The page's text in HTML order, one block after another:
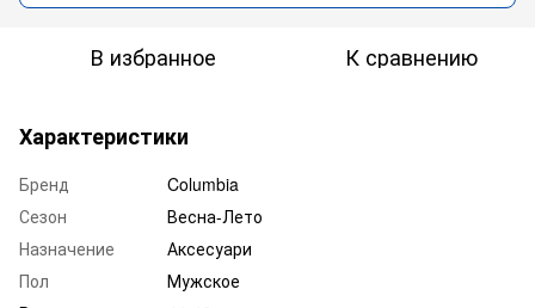
В избранное К сравнению
Характеристики
Бренд
Columbia
Сезон
Весна-Лето
Назначение
Аксесуари
Пол
Мужское